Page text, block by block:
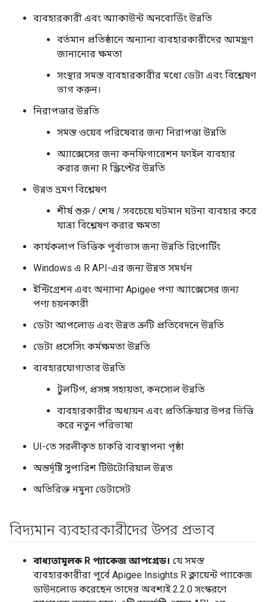
ব্যবহারকারী এবং অ্যাকাউন্ট অনবোর্ডিং উন্নতি
বর্তমান প্রতিষ্ঠানে অন্যান্য ব্যবহারকারীদের আমন্ত্রণ
জানানোর ক্ষমতা
সংস্থার সমস্ত ব্যবহারকারীর মধ্যে ডেটা এবং বিশ্লেষণ
ভাগ করুন।
নিরাপত্তার উন্নতি
সমস্ত ওয়েব পরিষেবার জন্য নিরাপত্তা উন্নতি
অ্যাক্সেসের জন্য কনফিগারেশন ফাইল ব্যবহার
করার জন্য R স্ক্রিপ্টের উন্নতি
উন্নত ভ্রমণ বিশ্লেষণ
শীর্ষ শুরু / শেষ / সবচেয়ে ঘটমান ঘটনা ব্যবহার করে
যাত্রা বিশ্লেষণ করার ক্ষমতা
কার্যকলাপ ভিত্তিক পূর্বাভাস জন্য উন্নতি রিপোর্টিং
Windows এ R API-এর জন্য উন্নত সমর্থন
ইন্টিগ্রেশন এবং অন্যান্য Apigee পণ্য অ্যাক্সেসের জন্য
পণ্য চয়নকারী
ডেটা আপলোড এবং উন্নত ত্রুটি প্রতিবেদনে উন্নতি
ডেটা প্রসেসিং কর্মক্ষমতা উন্নতি
ব্যবহারযোগ্যতার উন্নতি
টুলটিপ, প্রসঙ্গ সহায়তা, কনসোল উন্নতি
ব্যবহারকারীর অধ্যয়ন এবং প্রতিক্রিয়ার উপর ভিত্তি
করে নতুন পরিভাষা
UI-তে সরলীকৃত চাকরি ব্যবস্থাপনা পৃষ্ঠা
অন্তর্দৃষ্টি সুপারিশ টিউটোরিয়াল উন্নত
অতিরিক্ত নমুনা ডেটাসেট
বিদ্যমান ব্যবহারকারীদের উপর প্রভাব
বাধ্যতামূলক R প্যাকেজ আপগ্রেড। যে সমস্ত
ব্যবহারকারীরা পূর্বে Apigee Insights R ক্লায়েন্ট প্যাকেজ
ডাউনলোড করেছেন তাদের অবশ্যই 2.2.0 সংস্করণে